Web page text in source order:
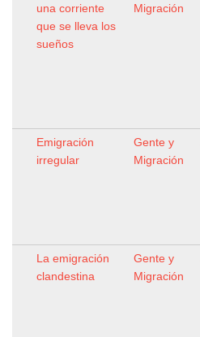
una corriente
que se lleva los
sueños
Migración
Emigración
irregular
Gente y
Migración
La emigración
clandestina
Gente y
Migración